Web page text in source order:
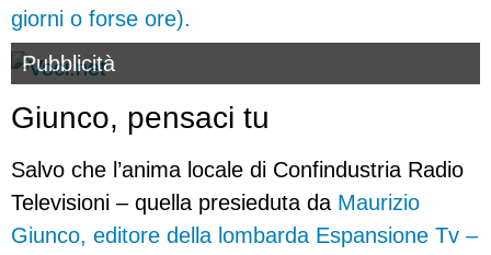
giorni o forse ore).
Pubblicità
Giunco, pensaci tu
Salvo che l’anima locale di Confindustria Radio
Televisioni – quella presieduta da Maurizio
Giunco, editore della lombarda Espansione Tv –